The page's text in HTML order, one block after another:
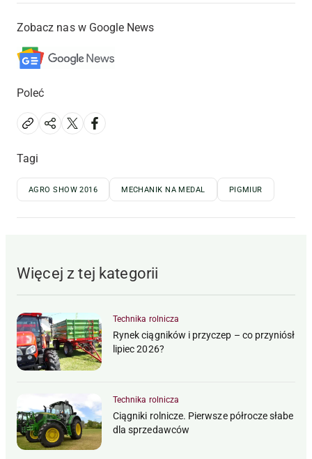
Zobacz nas w Google News
Poleć
Tagi
AGRO SHOW 2016 MECHANIK NA MEDAL PIGMIUR
Więcej z tej kategorii
Technika rolnicza
Rynek ciągników i przyczep – co przyniósł
lipiec 2026?
Technika rolnicza
Ciągniki rolnicze. Pierwsze półrocze słabe
dla sprzedawców